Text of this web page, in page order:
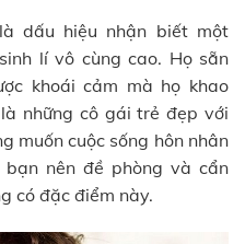
dấu hiệu nhận biết một
lí vô cùng cao. Họ sẵn
khoái cảm mà họ khao
những cô gái trẻ đẹp với
muốn cuộc sống hôn nhân
nên đề phòng và cẩn
có đặc điểm này.